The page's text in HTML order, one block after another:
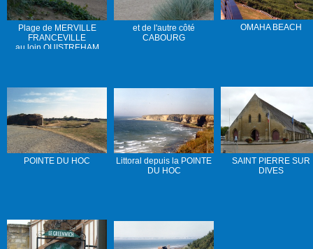
Plage de MERVILLE
FRANCEVILLE
au loin OUISTREHAM
et de l'autre côté
CABOURG
OMAHA BEACH
POINTE DU HOC
Littoral depuis la POINTE
DU HOC
SAINT PIERRE SUR
DIVES